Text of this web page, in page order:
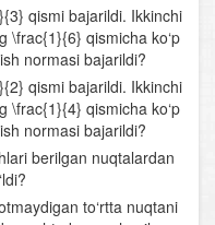
va eng kichik
qismi bajarildi. Ikkinchi
\frac{1}{6} qismicha ko‘p
normasi bajarildi?
qismi bajarildi. Ikkinchi
\frac{1}{4} qismicha ko‘p
normasi bajarildi?
berilgan nuqtalardan
to‘rtta nuqtani